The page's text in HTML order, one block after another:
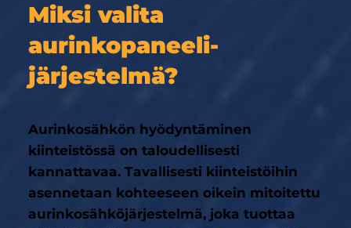
Miksi valita
aurinkopaneeli­
järjestelmä?
Aurinkosähkön hyödyntäminen
kiinteistössä on taloudellisesti
kannattavaa. Tavallisesti kiinteistöihin
asennetaan kohteeseen oikein mitoitettu
aurinkosähköjärjestelmä, joka tuottaa